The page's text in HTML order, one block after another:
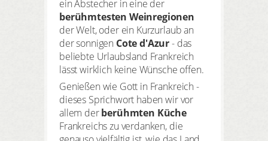
HIER REGISTRIEREN
Shop
daydreams Profil
Meine Daten
Meine Buchungen
Meine Produkte
Anzahl Reisende | Zimmer
2Erwachsene 0Kinder 1Zimmer
SUCHEN
ein Abstecher in eine der
berühmtesten Weinregionen
der Welt, oder ein Kurzurlaub an
der sonnigen Cote d'Azur- das
beliebte Urlaubsland Frankreich
lässt wirklich keine Wünsche offen.
Genießen wie Gott in Frankreich -
dieses Sprichwort haben wir vor
allem derberühmten Küche
Frankreichs zu verdanken, die